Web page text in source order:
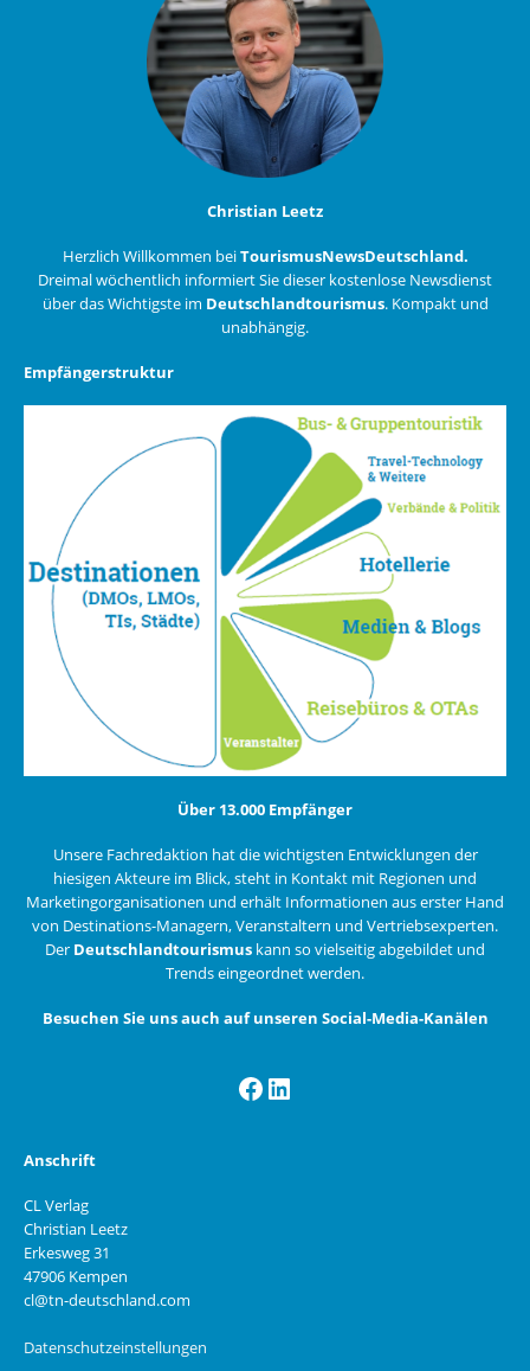
Christian Leetz
Herzlich Willkommen beiTourismusNewsDeutschland.
Dreimal wöchentlich informiert Sie dieser kostenlose Newsdienst
über das Wichtigste im Deutschlandtourismus. Kompakt und
unabhängig.
Empfängerstruktur
Über 13.000 Empfänger
Unsere Fachredaktion hat die wichtigsten Entwicklungen der
hiesigen Akteure im Blick, steht in Kontakt mit Regionen und
Marketingorganisationen und erhält Informationen aus erster Hand
von Destinations-Managern, Veranstaltern und Vertriebsexperten.
Der Deutschlandtourismus kann so vielseitig abgebildet und
Trends eingeordnet werden.
Besuchen Sie uns auch auf unseren Social-Media-Kanälen
Facebook
LinkedIn
Anschrift
CL Verlag
Christian Leetz
Erkesweg 31
47906 Kempen
cl@tn-deutschland.com
Datenschutzeinstellungen